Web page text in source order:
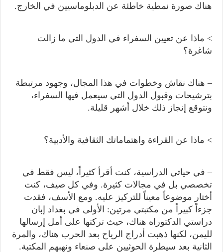
هناك صورة نمطية خاطئة عن الدبلوماسيين في الخارج.
> ماذا عن تعيين السفراء في الدول التي ما زالت
شاغرة؟
– هناك نقاش وخطوات في هذا المجال، وجهود مرتبطة
بترشيحات وقبول الدول التي سيعمل فيها السفراء،
ونتوقع إنجاز ذلك خلال أشهر قليلة.
> ماذا عن القراءة واهتماماتك الثقافية والأدبية؟
– في حياتي الدراسية، كنت أقرأ كثيراً، ليس فقط في
تخصصي بل في مجالات كثيرة. وفي كل صيف، كنت
أختار موضوعاً معيناً للتركيز عليه. ومع الأسف، فقدت
جزءاً كبيراً من مكتبتي مرتين: الأولى في بغداد إبان
دراستي الدكتوراه هناك، حيث تركتها على أمل إرسالها
لليمن، لكنها ذهبت أدراج الرياح بعد الحرب هناك، والمرة
الثانية بعد سيطرة الحوثيين على صنعاء ونهبهم المكتبة.